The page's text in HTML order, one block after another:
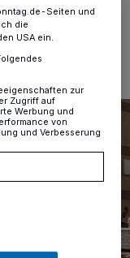
Seiten und
die
USA ein.
zur
Zugriff auf
Werbung und
von
und Verbesserung